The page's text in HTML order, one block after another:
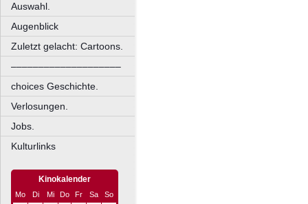
Auswahl.
Augenblick
Zuletzt gelacht: Cartoons.
––––––––––––––––––––
choices Geschichte.
Verlosungen.
Jobs.
Kulturlinks
Kinokalender
Mo Di Mi Do Fr Sa
So